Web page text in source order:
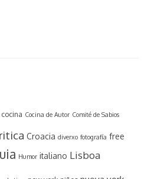
cocina Cocina de Autor Comité de Sabios
Croacia diverxo fotografía free
Humor italiano Lisboa